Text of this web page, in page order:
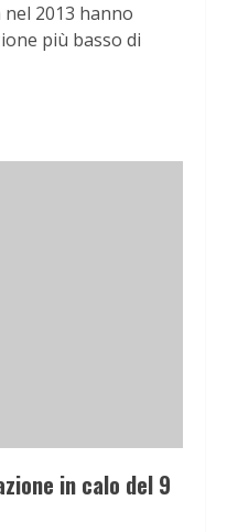
nel 2013 hanno
più basso di
in calo del 9